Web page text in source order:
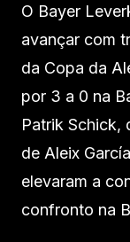
O Bayer
avançar com
da Copa da
por 3 a 0 na
Patrik Schick,
de Aleix
elevaram a
confronto na